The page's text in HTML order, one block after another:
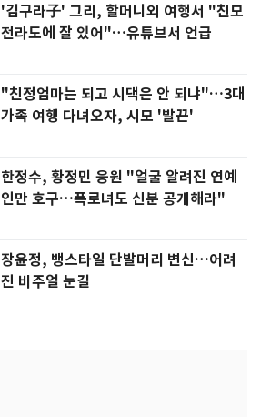
'김구라子' 그리, 할머니외 여행서 "친모
전라도에 잘 있어"…유튜브서 언급
"친정엄마는 되고 시댁은 안 되냐"…3대
가족 여행 다녀오자, 시모 '발끈'
한정수, 황정민 응원 "얼굴 알려진 연예
인만 호구…폭로녀도 신분 공개해라"
장윤정, 뱅스타일 단발머리 변신…어려
진 비주얼 눈길